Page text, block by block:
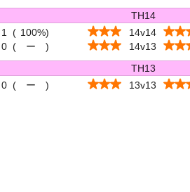
TH14
1 ( 100%)
14v14
0 ( ー )
14v13
TH13
0 ( ー ) 13v13